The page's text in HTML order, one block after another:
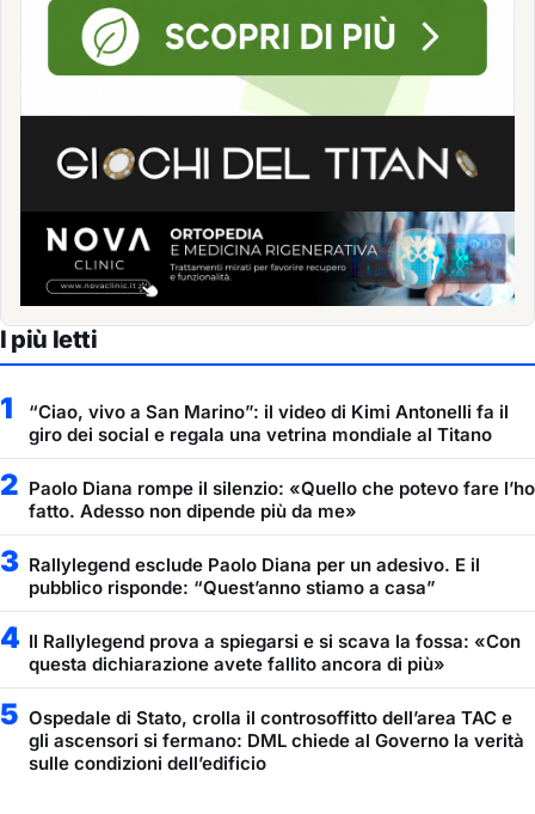
I più letti
1
“Ciao, vivo a San Marino”: il video di Kimi Antonelli fa il
giro dei social e regala una vetrina mondiale al Titano
2 Paolo Diana rompe il silenzio: «Quello che potevo fare l’ho
fatto. Adesso non dipende più da me»
3 Rallylegend esclude Paolo Diana per un adesivo. E il
pubblico risponde: “Quest’anno stiamo a casa”
4 Il Rallylegend prova a spiegarsi e si scava la fossa: «Con
questa dichiarazione avete fallito ancora di più»
5 Ospedale di Stato, crolla il controsoffitto dell’area TAC e
gli ascensori si fermano: DML chiede al Governo la verità
sulle condizioni dell’edificio